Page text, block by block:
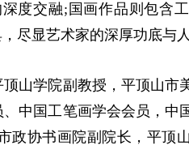
度交融;国画作品则包含
尽显艺术家的深厚功底与人
学院副教授，平顶山市
中国工笔画学会会员，中
政协书画院副院长，平顶